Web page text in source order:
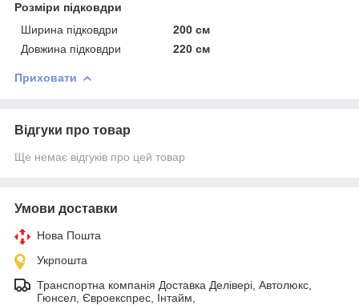
Розміри підковдри
Ширина підковдри
200 см
Довжина підковдри
220 см
Приховати
Відгуки про товар
Ще немає відгуків про цей товар
Умови доставки
Нова Пошта
Укрпошта
Транспортна компанія Доставка Делівері, Автолюкс,
Гюнсел, Євроекспрес, Інтайм,